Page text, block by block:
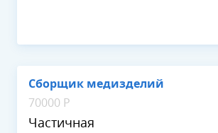
Сборщик медизделий
70000 Р
Частичная